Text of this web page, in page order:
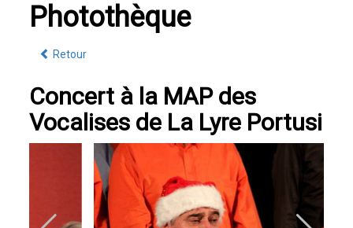
Photothèque
Retour
Concert à la MAP des
Vocalises de La Lyre Portusi